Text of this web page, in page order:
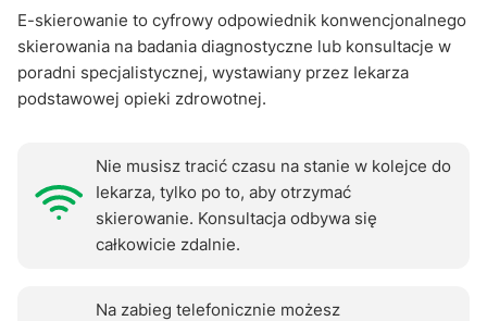
E-skierowanie to cyfrowy odpowiednik konwencjonalnego
skierowania na badania diagnostyczne lub konsultacje w
poradni specjalistycznej, wystawiany przez Iеkаrza
podstawowej opieki zdrowotnej.
Nie musisz tracić czasu na stanie w kolejce do
Iеkаrza, tylko po to, aby otrzymać
skierowanie. Konsultacja odbywa się
całkowicie zdalnie.
Na zabieg telefonicznie możesz